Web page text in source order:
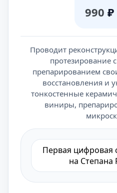
990 ₽
Проводит
препарированием
восстановления и
тонкостенные
виниры,
Первая цифровая
на Степана